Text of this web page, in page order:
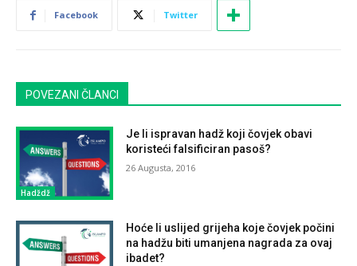
Facebook Twitter
POVEZANI ČLANCI
Hadždž
Je li ispravan hadž koji čovjek obavi
koristeći falsificiran pasoš?
26 Augusta, 2016
Hoće li uslijed grijeha koje čovjek počini
na hadžu biti umanjena nagrada za ovaj
ibadet?